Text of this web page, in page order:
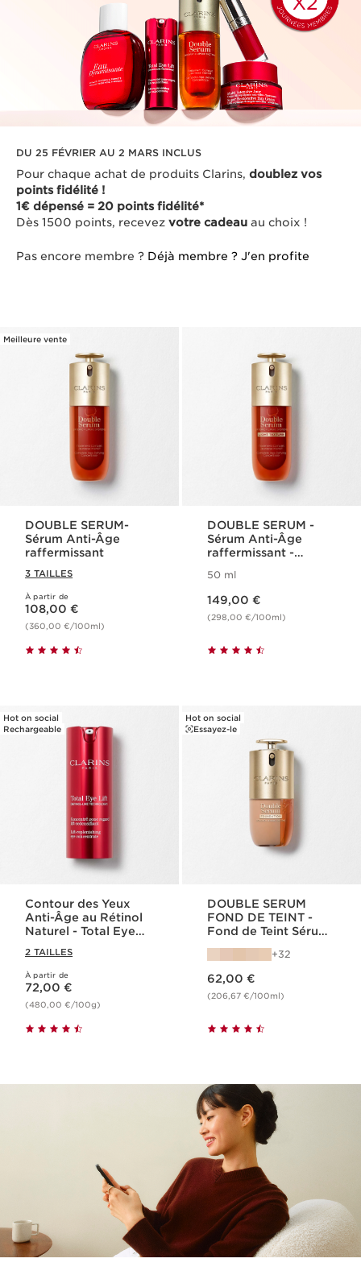
DU 25 FÉVRIER AU 2 MARS INCLUS
Pour chaque achat de produits Clarins, doublez vos
points fidélité !
1€ dépensé = 20 points fidélité*
Dès 1500 points, recevez votre cadeau au choix !
Pas encore membre ? Déjà membre ? J'en profite
Meilleure vente
DOUBLE SERUM-
Sérum Anti-Âge
raffermissant
3 TAILLES
À partir de
Nouveau prix 108,00 €
108,00 €
(360,00 €/100ml)
DOUBLE SERUM -
Sérum Anti-Âge
raffermissant -
50 ml
149,00 €
(298,00 €/100ml)
Hot on social
Rechargeable
Contour des Yeux
Anti-Âge au Rétinol
Naturel - Total Eye
2 TAILLES
À partir de
Nouveau prix 72,00 €
72,00 €
(480,00 €/100g)
Hot on social
Essayez-le
DOUBLE SERUM
FOND DE TEINT -
Fond de Teint Sérum
Éclat et Hybride
32
62,00 €
(206,67 €/100ml)